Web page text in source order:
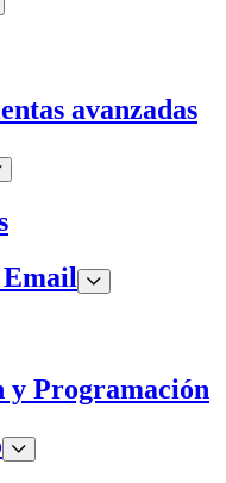
avanzadas
y Programación